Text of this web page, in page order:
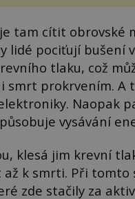
tam cítit obrovské
lidé pociťují bušení
tlaku, což
smrt prokrvením. A
Naopak
vysávání
klesá jim krevní
až k smrti. Při tomto
zde stačily za